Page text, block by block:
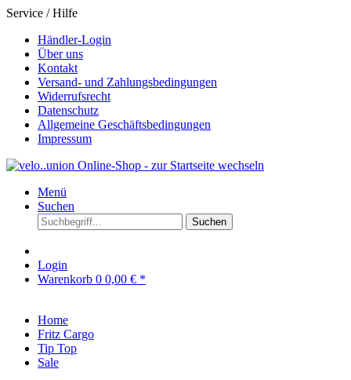
Service / Hilfe
Händler-Login
Über uns
Kontakt
Versand- und Zahlungsbedingungen
Widerrufsrecht
Datenschutz
Allgemeine Geschäftsbedingungen
Impressum
Menü
Suchen
Suchen
Login
Warenkorb 0 0,00 € *
Home
Fritz Cargo
Tip Top
Sale